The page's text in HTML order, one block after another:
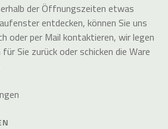
der Öffnungszeiten etwas
entdecken, können Sie uns
oder per Mail kontaktieren, wir legen
Sie zurück oder schicken die Ware